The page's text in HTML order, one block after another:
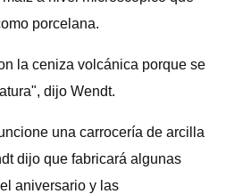
porcelana.
la ceniza volcánica porque se
dijo Wendt.
una carrocería de arcilla
dijo que fabricará algunas
aniversario y las